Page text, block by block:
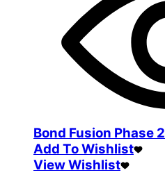
Bond Fusion Phase 2
Add To Wishlist
View Wishlist